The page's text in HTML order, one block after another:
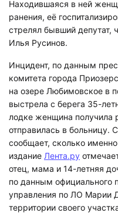
Находившаяся в ней
ранения, её
стрелял бывший депутат,
Илья Русинов.
Инцидент, по данным
комитета города
на озере Любимовское в
выстрела с берега 35-
лодке женщина получила
отправилась в больницу.
сообщает, сколько
издание Лента.ру
отец, мама и 14-летняя
по данным официального
управления по ЛО Марии
территории своего